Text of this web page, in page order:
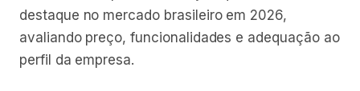
destaque no mercado brasileiro em 2026,
avaliando preço, funcionalidades e adequação ao
perfil da empresa.